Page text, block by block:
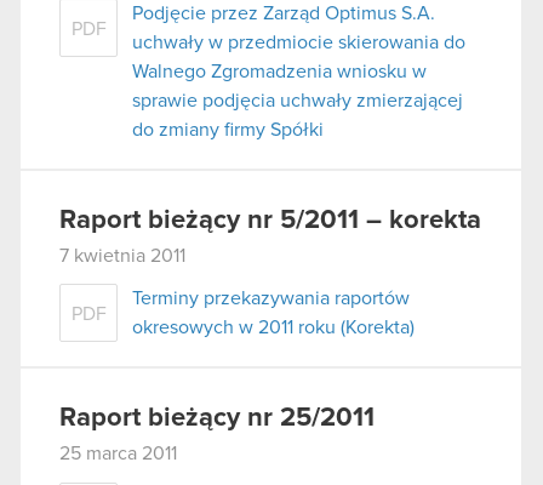
PDF
Podjęcie przez Zarząd Optimus S.A.
uchwały w przedmiocie skierowania do
Walnego Zgromadzenia wniosku w
sprawie podjęcia uchwały zmierzającej
do zmiany firmy Spółki
Raport bieżący nr 5/2011 – korekta
7 kwietnia 2011
PDF
Terminy przekazywania raportów
okresowych w 2011 roku (Korekta)
Raport bieżący nr 25/2011
25 marca 2011